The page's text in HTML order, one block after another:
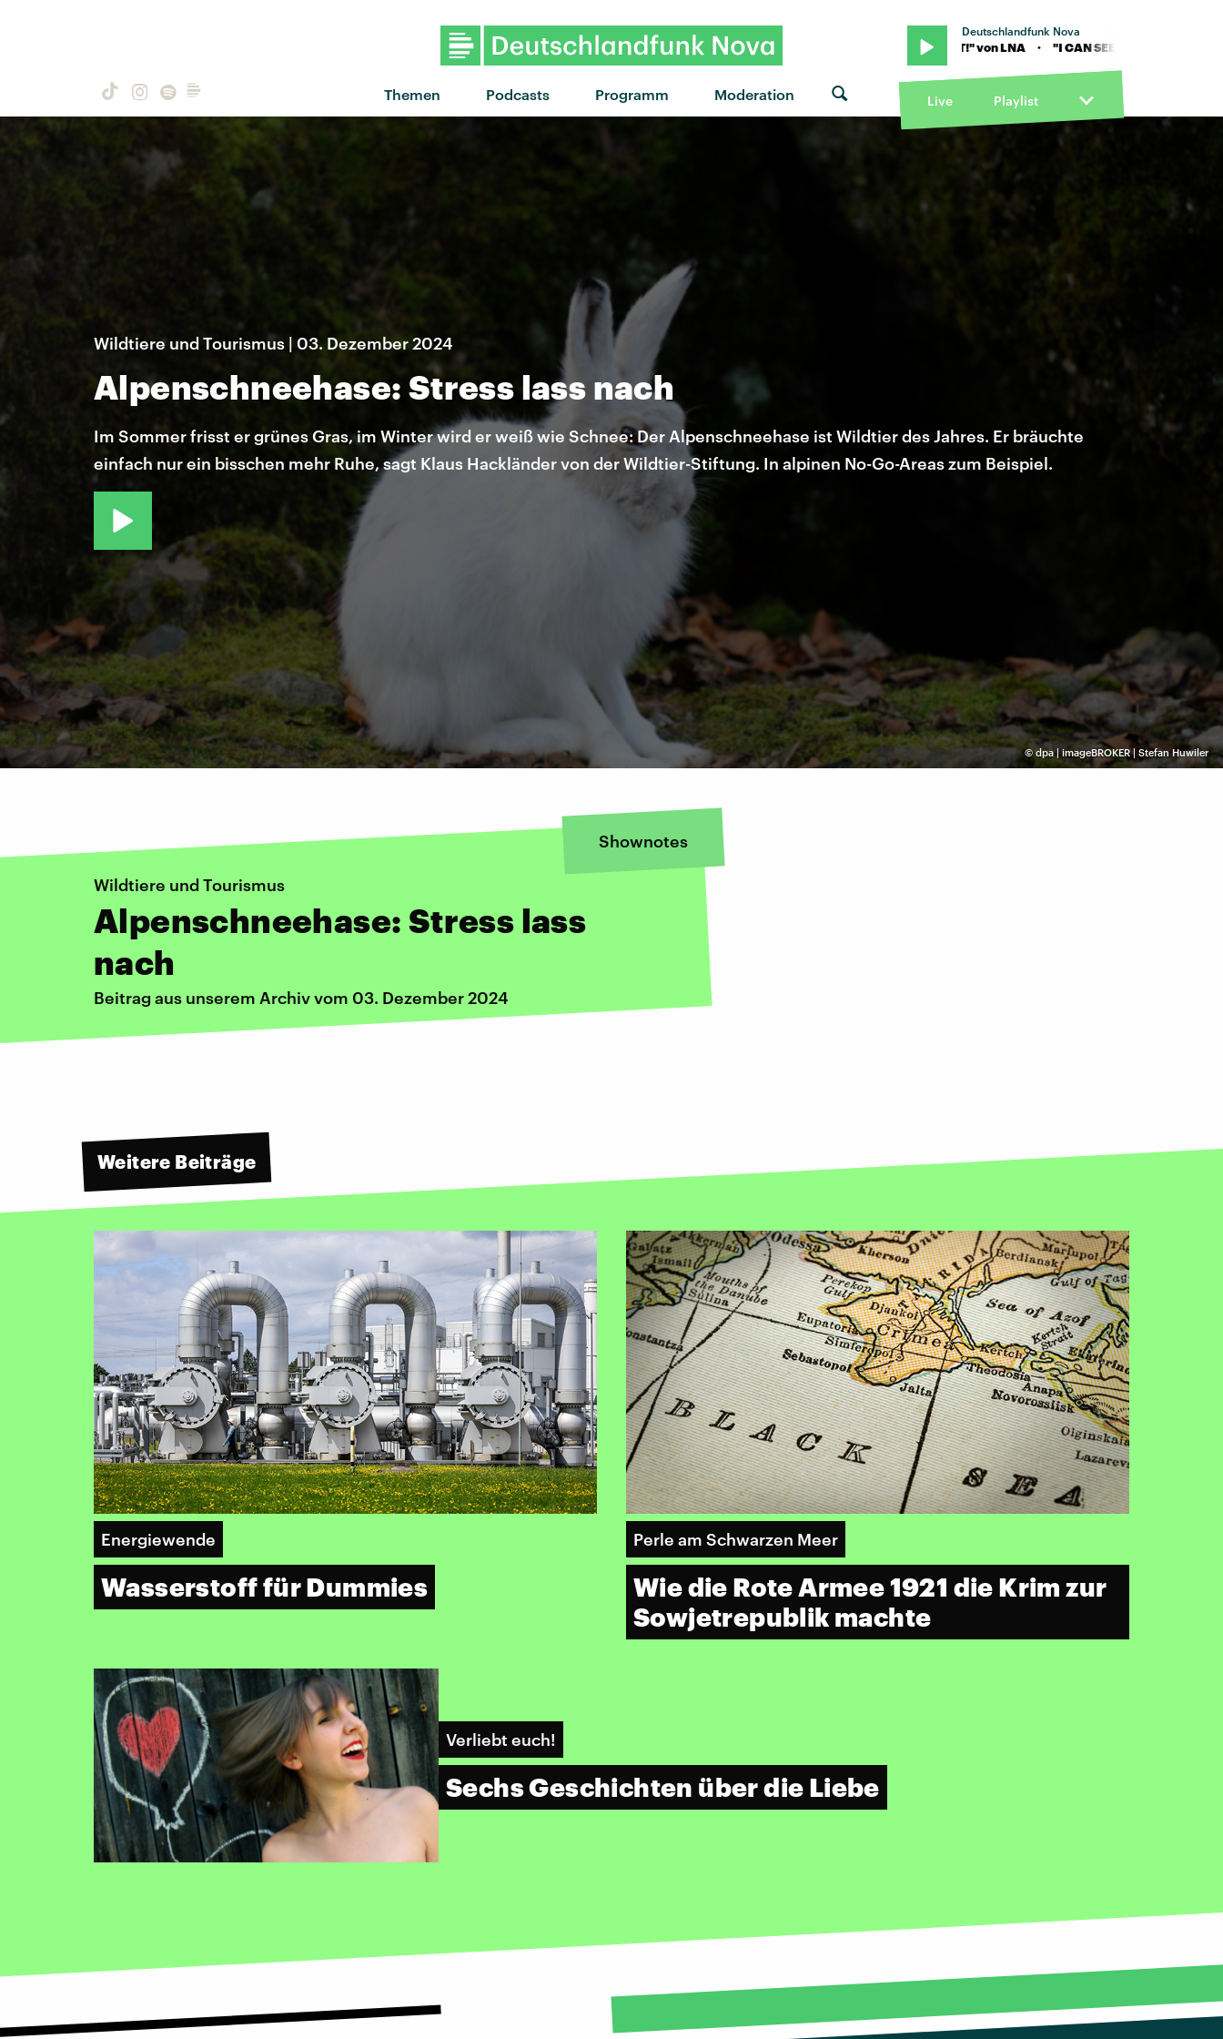
Themen Podcasts Programm Moderation
Deutschlandfunk Nova
"I CAN SEE IT!" von LNA · "I CAN SEE IT!" von LNA · "I CAN SEE IT!" von LNA
Live Playlist
©dpa | imageBROKER | Stefan Huwiler
Wildtiere und Tourismus | 03. Dezember 2024
Alpenschneehase: Stress lass nach
Im Sommer frisst er grünes Gras, im Winter wird er weiß wie Schnee: Der Alpenschneehase ist Wildtier des Jahres. Er bräuchte
einfach nur ein bisschen mehr Ruhe, sagt Klaus Hackländer von der Wildtier-Stiftung. In alpinen No-Go-Areas zum Beispiel.
Shownotes
Wildtiere und Tourismus
Alpenschneehase: Stress lass
nach
Beitrag aus unserem Archiv vom 03. Dezember 2024
Weitere Beiträge
Energiewende
Wasserstoff für Dummies
Perle am Schwarzen Meer
Wie die Rote Armee 1921 die Krim zur
Sowjetrepublik machte
Verliebt euch!
Sechs Geschichten über die Liebe